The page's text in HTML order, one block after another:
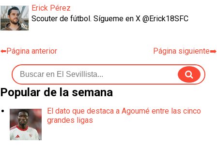
Erick Pérez
Scouter de fútbol. Sígueme en X @Erick18SFC
⬅️Página anterior Página siguiente➡️
Popular de la semana
El dato que destaca a Agoumé entre las cinco
grandes ligas